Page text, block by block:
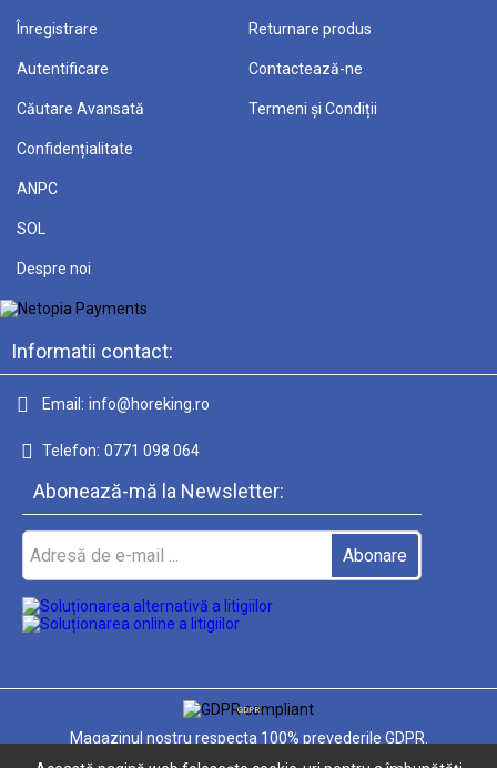
Înregistrare
Autentificare
Căutare Avansată
Returnare produs
Contactează-ne
Termeni și Condiții
Confidențialitate
ANPC
SOL
Despre noi
Informatii contact:
Email: info@horeking.ro
Telefon: 0771 098 064
Abonează-mă la Newsletter:
GDPR
Magazinul nostru respecta 100% prevederile GDPR.